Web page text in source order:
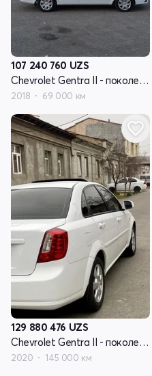
107 240 760 UZS
Chevrolet Gentra II - поколение
2018 69 000 км
129 880 476 UZS
Chevrolet Gentra II - поколение
2020 145 000 км